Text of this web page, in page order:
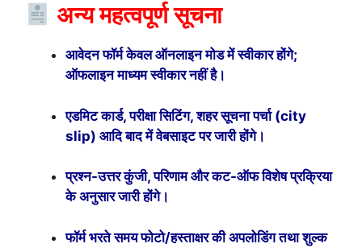
अन्य महत्वपूर्ण सूचना
आवेदन फॉर्म केवल ऑनलाइन मोड में स्वीकार होंगे;
ऑफलाइन माध्यम स्वीकार नहीं है।
एडमिट कार्ड, परीक्षा सिटिंग, शहर सूचना पर्चा (city
slip) आदि बाद में वेबसाइट पर जारी होंगे।
प्रश्न-उत्तर कुंजी, परिणाम और कट-ऑफ विशेष प्रक्रिया
के अनुसार जारी होंगे।
फॉर्म भरते समय फोटो/हस्ताक्षर की अपलोडिंग तथा शुल्क